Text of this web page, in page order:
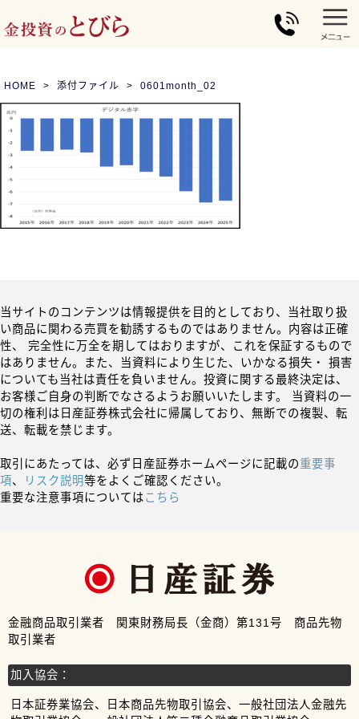
HOME 添付ファイル 0601month_02
当サイトのコンテンツは情報提供を目的としており、当社取り扱
い商品に関わる売買を勧誘するものではありません。内容は正確
性、 完全性に万全を期してはおりますが、これを保証するもので
はありません。また、当資料により生じた、いかなる損失・ 損害
についても当社は責任を負いません。投資に関する最終決定は、
お客様ご自身の判断でなさるようお願いいたします。 当資料の一
切の権利は日産証券株式会社に帰属しており、無断での複製、転
送、転載を禁じます。
取引にあたっては、必ず日産証券ホームページに記載の重要事
項、 リスク説明等をよくご確認ください。
重要な注意事項についてはこちら
金融商品取引業者 関東財務局長（金商）第131号 商品先物
取引業者
加入協会：
日本証券業協会、日本商品先物取引協会、一般社団法人金融先